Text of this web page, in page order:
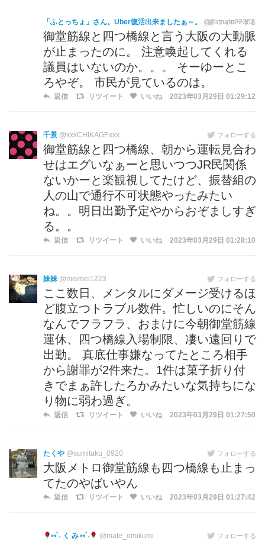
「ふとっちょ」さん。Uber復活出来ましたぁ～。 @yamato22202
フォローする
御堂筋線と四つ橋線と言う大阪の大動脈
が止まったのに。 注意喚起してくれる
議員はいないのか。。。 そーゆーとこ
ろやぞ。 市民が見ているのは。
返信 リツイート いいね 2023年03月29日 01:29:12
千景 @xxxCHIKAGExxx フォローする
御堂筋線と四つ橋線、朝から運転見合わ
せはエグいなぁーと思いつつJR民関係
ないかーと楽観視してたけど、振替組の
人の山で通行不可状態やったみたい
ね。。明日出勤予定やからおぞましすぎ
る。。
返信 リツイート いいね 2023年03月29日 01:28:10
妹妹 @meimei1223 フォローする
ここ数日、メンタルにダメージ受けるほ
ど腹立つトラブル数件。忙しいのにそん
なんでフラフラ、おまけに今朝御堂筋線
運休、四つ橋線入場制限、凄い遠回りで
出勤。 真底仕事嫌なってたところ相手
から謝罪が2件来た。1件は菓子折り付
きでまぁ許したろかみたいな気持ちにな
り物に弱わ過ぎ。
返信 リツイート いいね 2023年03月29日 01:27:50
たくや @sumitaku_0920 フォローする
大阪メトロ御堂筋線も四つ橋線も止まっ
てたのやばいやん
返信 リツイート いいね 2023年03月29日 01:27:42
⑅ॱ˖ く み ⑅ॱ˖ @mate_omikumi フォローする